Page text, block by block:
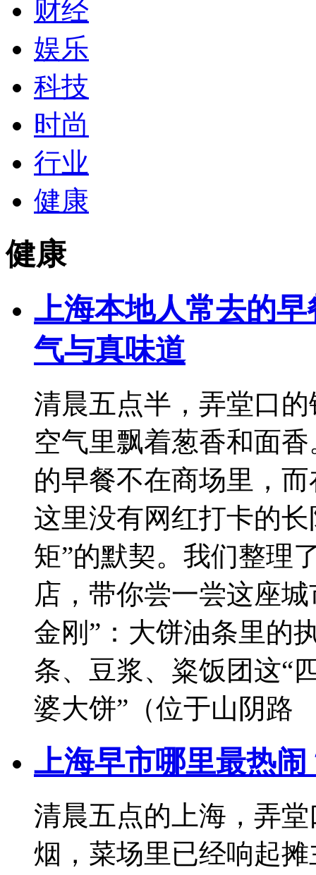
财经
娱乐
科技
时尚
行业
健康
健康
上海本地人常去的
气与真味道
清晨五点半，弄堂口
空气里飘着葱香和面
的早餐不在商场里，
这里没有网红打卡的
矩”的默契。我们整理
店，带你尝一尝这座
金刚”：大饼油条里的
条、豆浆、粢饭团这“
婆大饼”（位于山阴路
上海早市哪里最热
清晨五点的上海，弄
烟，菜场里已经响起